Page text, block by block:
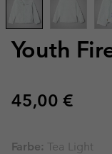
Youth
Regular price:
45,00 €
Farbe: Tea Light